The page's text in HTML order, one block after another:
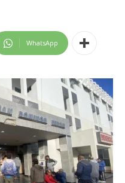
WhatsApp